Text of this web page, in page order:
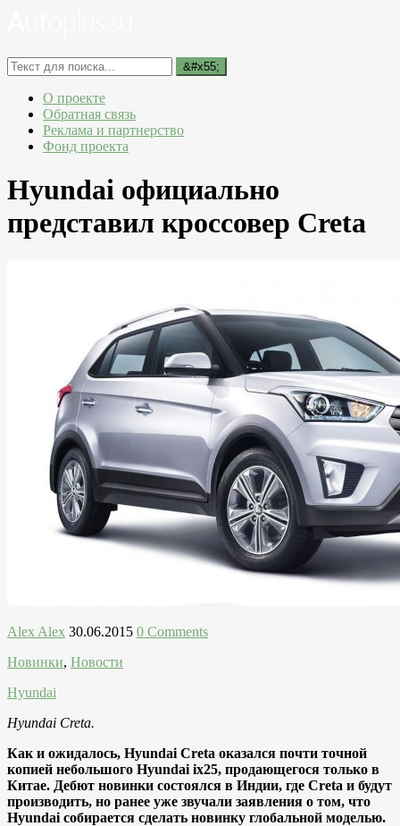
О проекте
Обратная связь
Реклама и партнерство
Фонд проекта
Hyundai официально
представил кроссовер Creta
Alex Alex 30.06.2015 0 Comments
Новинки, Новости
Hyundai
Hyundai Creta.
Как и ожидалось, Hyundai Creta оказался почти точной
копией небольшого Hyundai ix25, продающегося только в
Китае. Дебют новинки состоялся в Индии, где Creta и будут
производить, но ранее уже звучали заявления о том, что
Hyundai собирается сделать новинку глобальной моделью.